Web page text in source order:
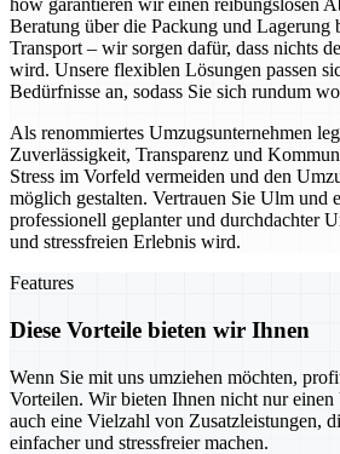
how garantieren wir einen reibungslosen
Beratung über die Packung und Lagerung
Transport – wir sorgen dafür, dass nichts
wird. Unsere flexiblen Lösungen passen
Bedürfnisse an, sodass Sie sich rundum
Als renommiertes Umzugsunternehmen
Zuverlässigkeit, Transparenz und
Stress im Vorfeld vermeiden und den
möglich gestalten. Vertrauen Sie Ulm und
professionell geplanter und durchdachter
und stressfreien Erlebnis wird.
Features
Diese Vorteile bieten wir Ihnen
Wenn Sie mit uns umziehen möchten,
Vorteilen. Wir bieten Ihnen nicht nur einen
auch eine Vielzahl von Zusatzleistungen,
einfacher und stressfreier machen.